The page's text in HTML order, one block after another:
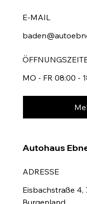
E-MAIL
MO - FR 08:00 -
Autohaus
ADRESSE
Eisbachstraße 4,
Burgenland